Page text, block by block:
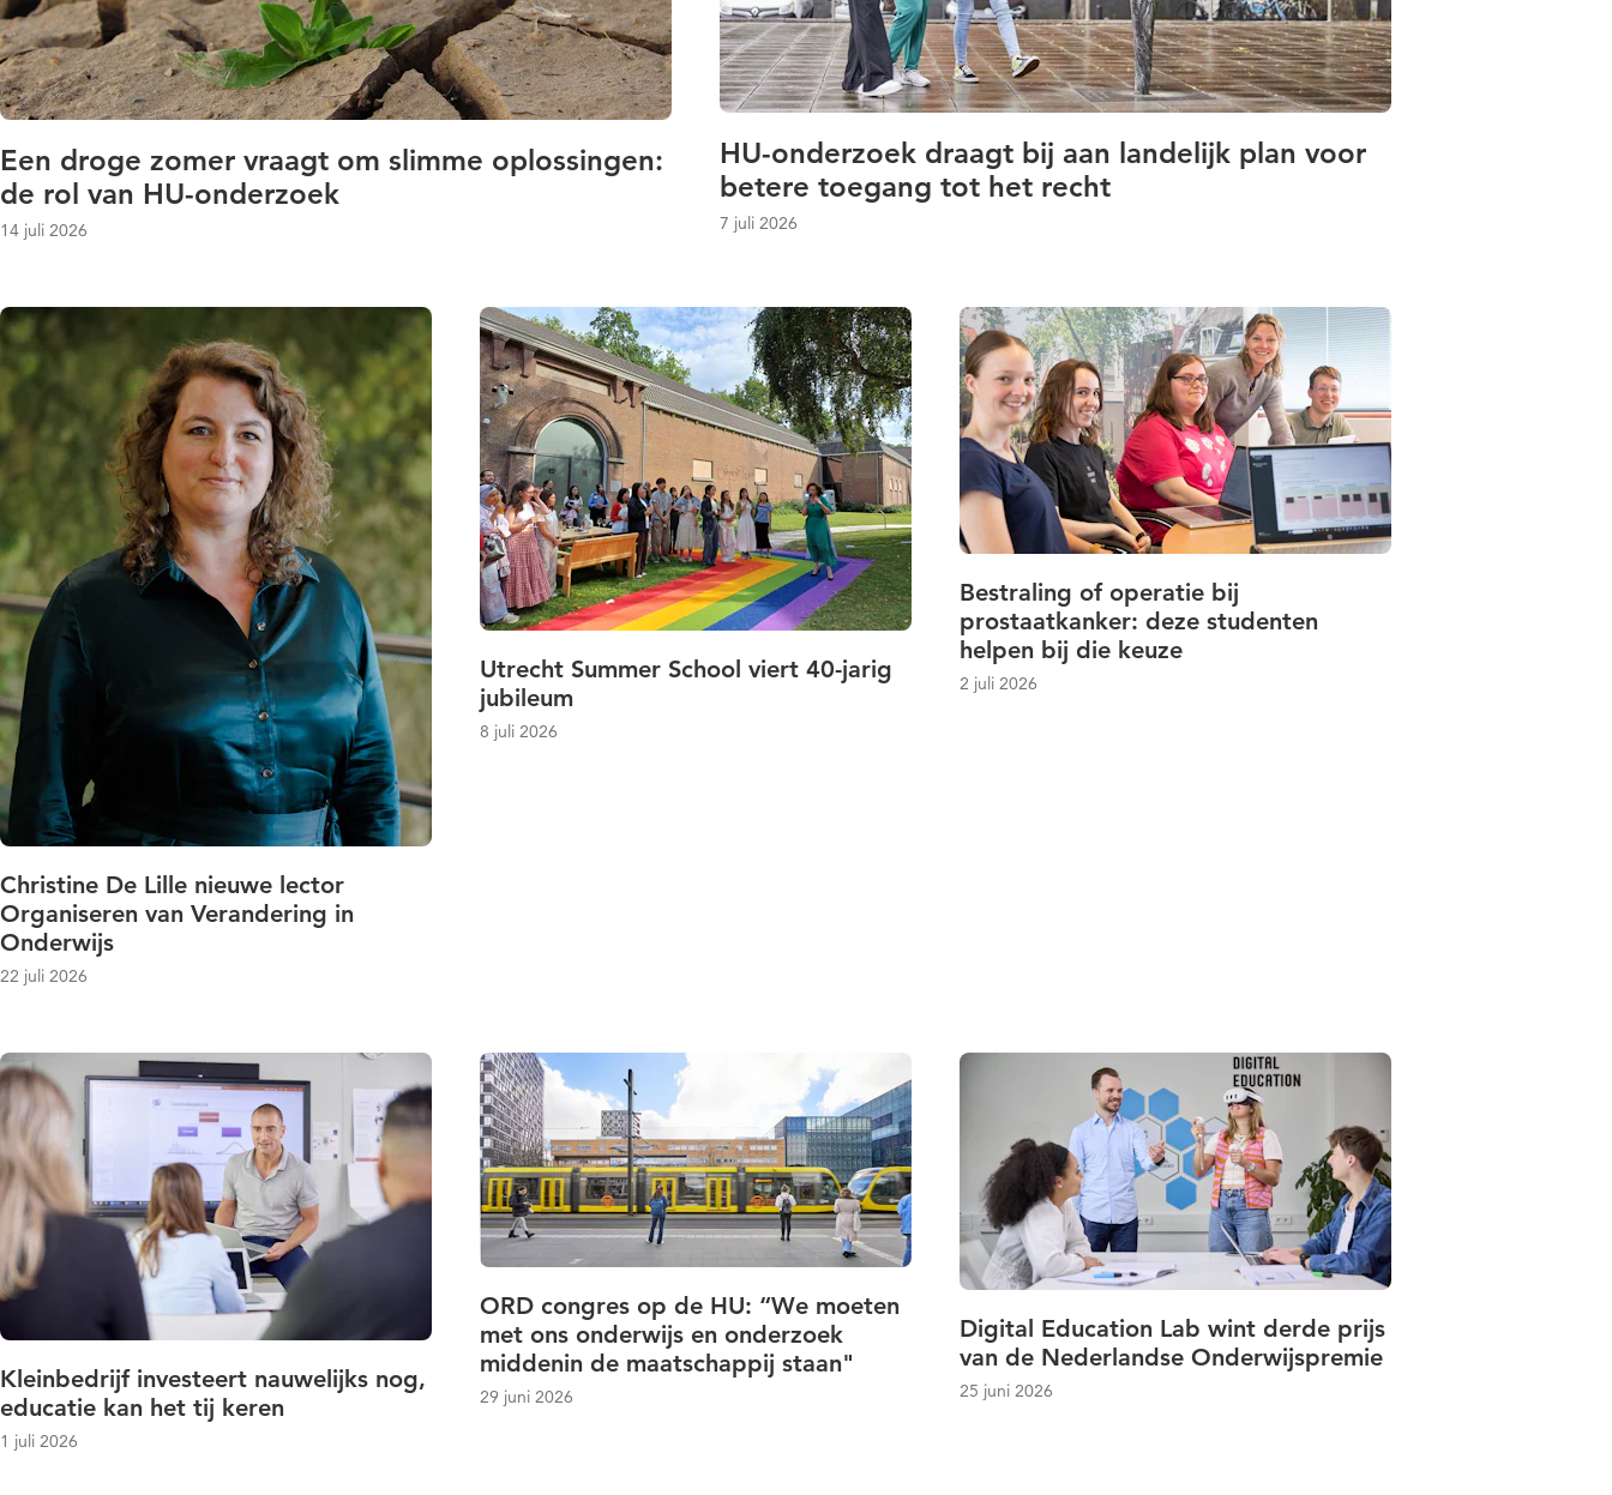
Een droge zomer vraagt om slimme oplossingen:
de rol van HU-onderzoek
14 juli 2026
HU-onderzoek draagt bij aan landelijk plan voor
betere toegang tot het recht
7 juli 2026
Christine De Lille nieuwe lector
Organiseren van Verandering in
Onderwijs
22 juli 2026
Utrecht Summer School viert 40-jarig
jubileum
8 juli 2026
Bestraling of operatie bij
prostaatkanker: deze studenten
helpen bij die keuze
2 juli 2026
Kleinbedrijf investeert nauwelijks nog,
educatie kan het tij keren
1 juli 2026
ORD congres op de HU: “We moeten
met ons onderwijs en onderzoek
middenin de maatschappij staan"
29 juni 2026
Digital Education Lab wint derde prijs
van de Nederlandse Onderwijspremie
25 juni 2026